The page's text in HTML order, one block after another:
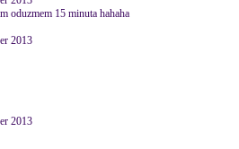
oduzmem 15 minuta hahaha
2013
2013